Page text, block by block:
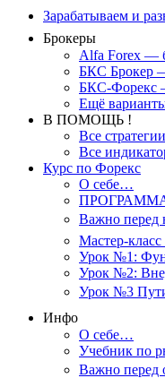
Зарабатываем и
Брокеры
Alfa Forex —
БКС Брокер
БКС-Форекс
Ещё
В ПОМОЩЬ !
Все стратегии
Все
Курс по Форекс
О себе…
Важно перед
Мастер-
Урок №1:
Урок №2:
Урок №3 Пути
Инфо
О себе…
Учебник по
Важно перед